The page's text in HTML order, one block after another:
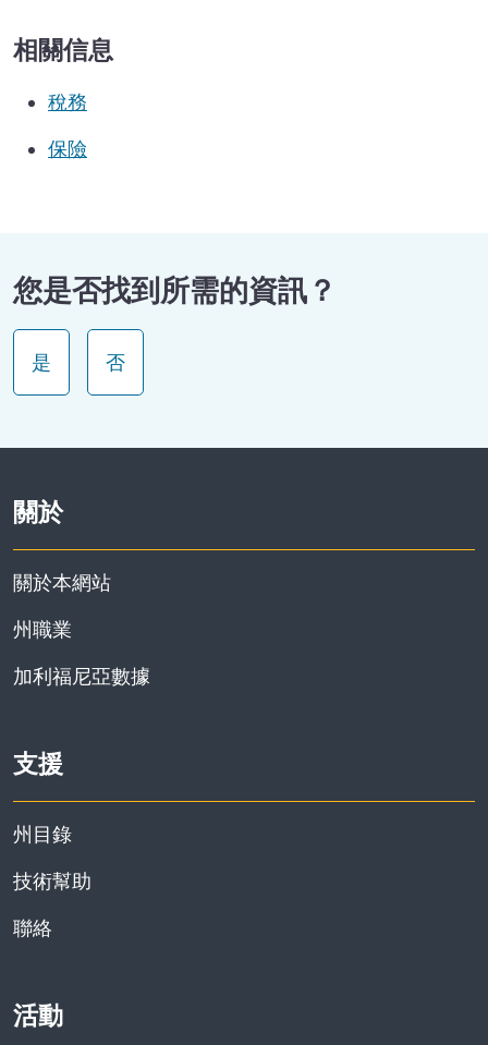
相關信息
稅務
保險
您是否找到所需的資訊？
是 否
關於
關於本網站
州職業
加利福尼亞數據
支援
州目錄
技術幫助
聯絡
活動